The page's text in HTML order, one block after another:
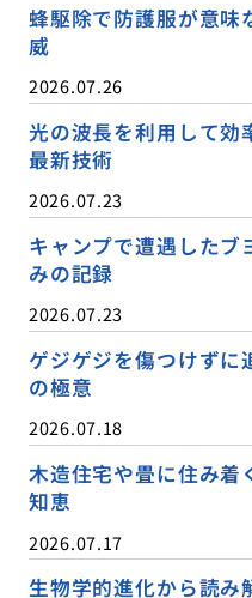
蜂駆除で防護服が意味
威
2026.07.26
光の波長を利用して効
最新技術
2026.07.23
キャンプで遭遇した
みの記録
2026.07.23
ゲジゲジを傷つけずに
の極意
2026.07.18
木造住宅や畳に住み着
知恵
2026.07.17
生物学的進化から読み